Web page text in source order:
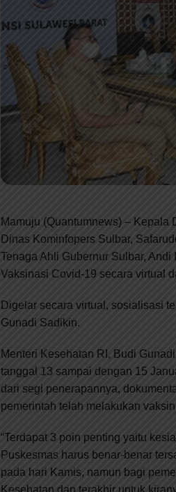
Mamuju (Quantumnews) – Kepala
Dinas Kominfopers Sulbar,
Tenaga Ahli Gubernur Sulbar,
Vaksinasi Covid-19 secara virtual
Digelar secara virtual, sosialisasi
Gunadi Sadikin.
Menteri Kesehatan RI, Budi
tanggal 13 sampai dengan 15
dari segi penerapannya,
pemerintah telah melakukan
“Terdapat 3 poin penting yaitu
Puskesmas harus benar-benar
pada hari Kamis, namun bagi
Kesehatan dan terakhir untuk